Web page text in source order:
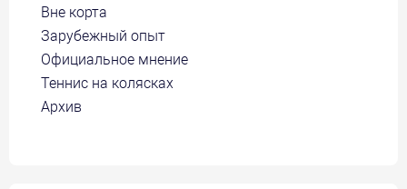
Вне корта
Зарубежный опыт
Официальное мнение
Теннис на колясках
Архив